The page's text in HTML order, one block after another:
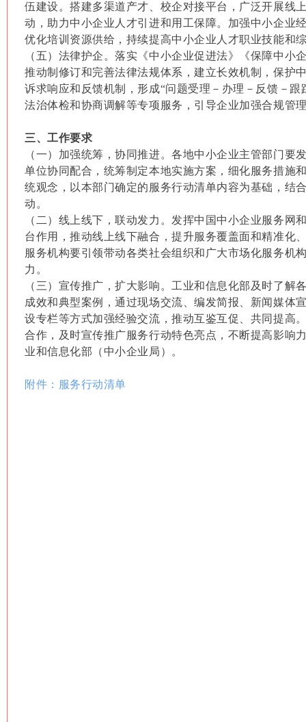
伍建设。搭建多渠道产才、校企对接平台，广泛开展线
动，助力中小企业人才引进和用工保障。加强中小企业
优化培训资源供给，持续提高中小企业人才职业技能和
（五）法律护企。落实《中小企业促进法》《保障中小
推动制修订和完善法律法规体系，建立长效机制，保护
诉求响应和反馈机制，形成“问题受理－办理－反馈－
法治体检和协商调解等专项服务，引导企业加强合规管
三、工作要求
（一）加强统筹，协同推进。各地中小企业主管部门要
单位协同配合，统筹制定本地实施方案，细化服务措施
统观念，以本部门确定的服务行动清单内容为基础，结
动。
（二）线上线下，联动发力。发挥中国中小企业服务网
台作用，推动线上线下融合，提升服务覆盖面和精准化
服务机构要引领带动各类社会组织和广大市场化服务机
力。
（三）宣传推广，扩大影响。工业和信息化部及时了解
成效和典型案例，通过现场交流、编发简报、新闻媒体
设专栏等方式加强经验交流，推动互鉴互促、共同提高
合作，及时宣传推广服务行动特色亮点，不断提高影响
业和信息化部（中小企业局）。
附件：服务行动清单